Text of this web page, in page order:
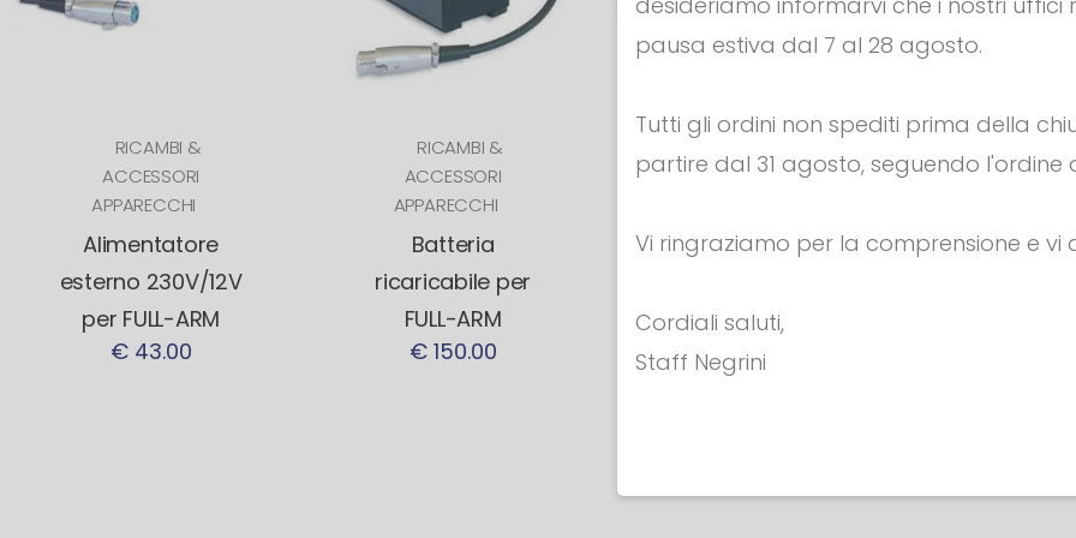
RICAMBI &
ACCESSORI
APPARECCHI
Alimentatore
esterno 230V/12V
per FULL-ARM
€ 43.00
RICAMBI &
ACCESSORI
APPARECCHI
Batteria
ricaricabile per
FULL-ARM
€ 150.00
ACCESSORI
Carica
€ 86.00
Cavo di
pausa estiva dal 7 al 28 agosto.
Tutti gli ordini non spediti prima della
partire dal 31 agosto, seguendo l'ordine
Vi ringraziamo per la comprensione e
Cordiali saluti,
Staff Negrini